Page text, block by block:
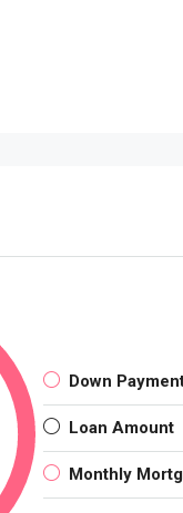
Down
Loan Amount
Monthly